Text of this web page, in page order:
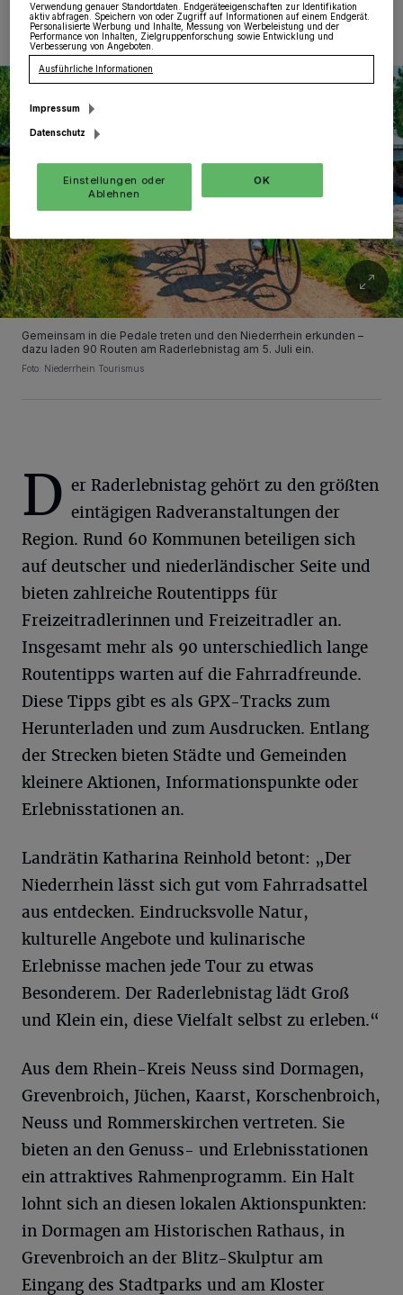
Gemeinsam in die Pedale treten und den Niederrhein erkunden –
dazu laden 90 Routen am Raderlebnistag am 5. Juli ein.
Foto: Niederrhein Tourismus
D er Raderlebnistag gehört zu den größten
eintägigen Radveranstaltungen der
Region. Rund 60 Kommunen beteiligen sich
auf deutscher und niederländischer Seite und
bieten zahlreiche Routentipps für
Freizeitradlerinnen und Freizeitradler an.
Insgesamt mehr als 90 unterschiedlich lange
Routentipps warten auf die Fahrradfreunde.
Diese Tipps gibt es als GPX-Tracks zum
Herunterladen und zum Ausdrucken. Entlang
der Strecken bieten Städte und Gemeinden
kleinere Aktionen, Informationspunkte oder
Erlebnisstationen an.
Landrätin Katharina Reinhold betont: „Der
Niederrhein lässt sich gut vom Fahrradsattel
aus entdecken. Eindrucksvolle Natur,
kulturelle Angebote und kulinarische
Erlebnisse machen jede Tour zu etwas
Besonderem. Der Raderlebnistag lädt Groß
und Klein ein, diese Vielfalt selbst zu erleben.“
Aus dem Rhein-Kreis Neuss sind Dormagen,
Grevenbroich, Jüchen, Kaarst, Korschenbroich,
Neuss und Rommerskirchen vertreten. Sie
bieten an den Genuss- und Erlebnisstationen
ein attraktives Rahmenprogramm. Ein Halt
lohnt sich an diesen lokalen Aktionspunkten:
in Dormagen am Historischen Rathaus, in
Grevenbroich an der Blitz-Skulptur am
Eingang des Stadtparks und am Kloster
Verwendung genauer Standortdaten. Endgeräteeigenschaften zur Identifikation
aktiv abfragen. Speichern von oder Zugriff auf Informationen auf einem Endgerät.
Personalisierte Werbung und Inhalte, Messung von Werbeleistung und der
Performance von Inhalten, Zielgruppenforschung sowie Entwicklung und
Verbesserung von Angeboten.
Ausführliche Informationen
Impressum
Datenschutz
Einstellungen oder
Ablehnen
OK